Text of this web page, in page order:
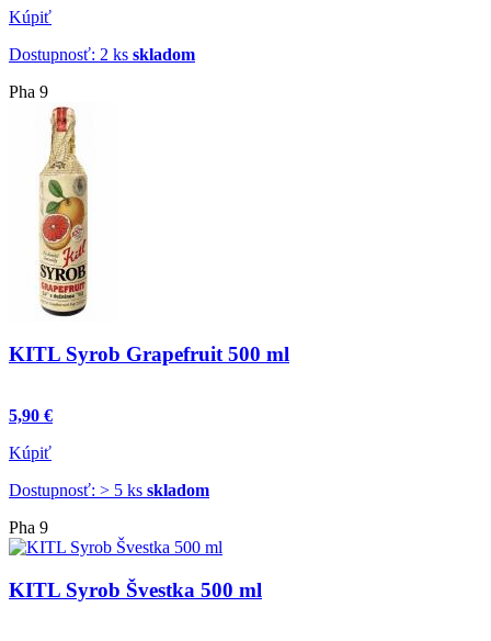
Kúpiť
Dostupnosť: 2 ks skladom
Pha 9
KITL Syrob Grapefruit 500 ml
5,90 €
Kúpiť
Dostupnosť: > 5 ks skladom
Pha 9
KITL Syrob Švestka 500 ml